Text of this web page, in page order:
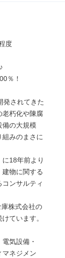
度
％！
発されてきた
老朽化や陳腐
備の大規模
みのまさに
18年前より
物に関する
ンサルティ
株式会社の
ています。
気設備・
マネジメン